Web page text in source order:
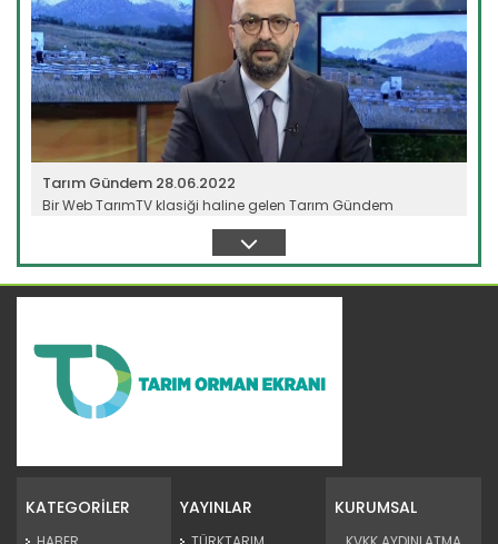
Tarım Gündem 28.06.2022
Bir Web TarımTV klasiği haline gelen Tarım Gündem
programı, tarım...
KATEGORİLER YAYINLAR KURUMSAL